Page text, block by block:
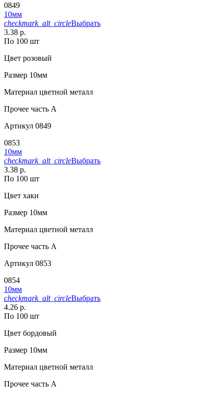
0849
10мм
checkmark_alt_circleВыбрать
3.38 р.
По 100 шт
Цвет розовый
Размер 10мм
Материал цветной металл
Прочее часть A
Артикул 0849
0853
10мм
checkmark_alt_circleВыбрать
3.38 р.
По 100 шт
Цвет хаки
Размер 10мм
Материал цветной металл
Прочее часть A
Артикул 0853
0854
10мм
checkmark_alt_circleВыбрать
4.26 р.
По 100 шт
Цвет бордовый
Размер 10мм
Материал цветной металл
Прочее часть A